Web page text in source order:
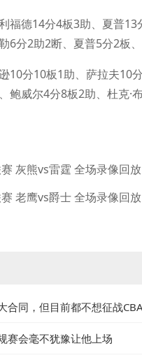
福德14分4板3助、夏普13
6分2助2断、夏普5分2板
10分10板1助、萨拉夫10
鲍威尔4分8板2助、杜克·
灰熊vs雷霆 全场录像回放
老鹰vs爵士 全场录像回放
合同，但目前都不想征战
赛会毫不犹豫让他上场